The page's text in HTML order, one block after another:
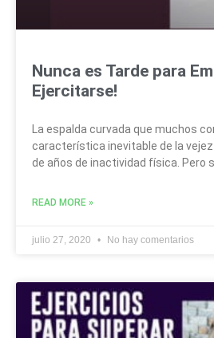
Nunca es Tarde para
Ejercitarse!
La espalda curvada que muchos
característica inevitable de la
de años de inactividad física. Pero
READ MORE »
julio 27, 2020 No hay comentarios